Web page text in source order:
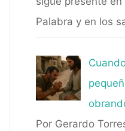
Palabra y en los
Por Gerardo